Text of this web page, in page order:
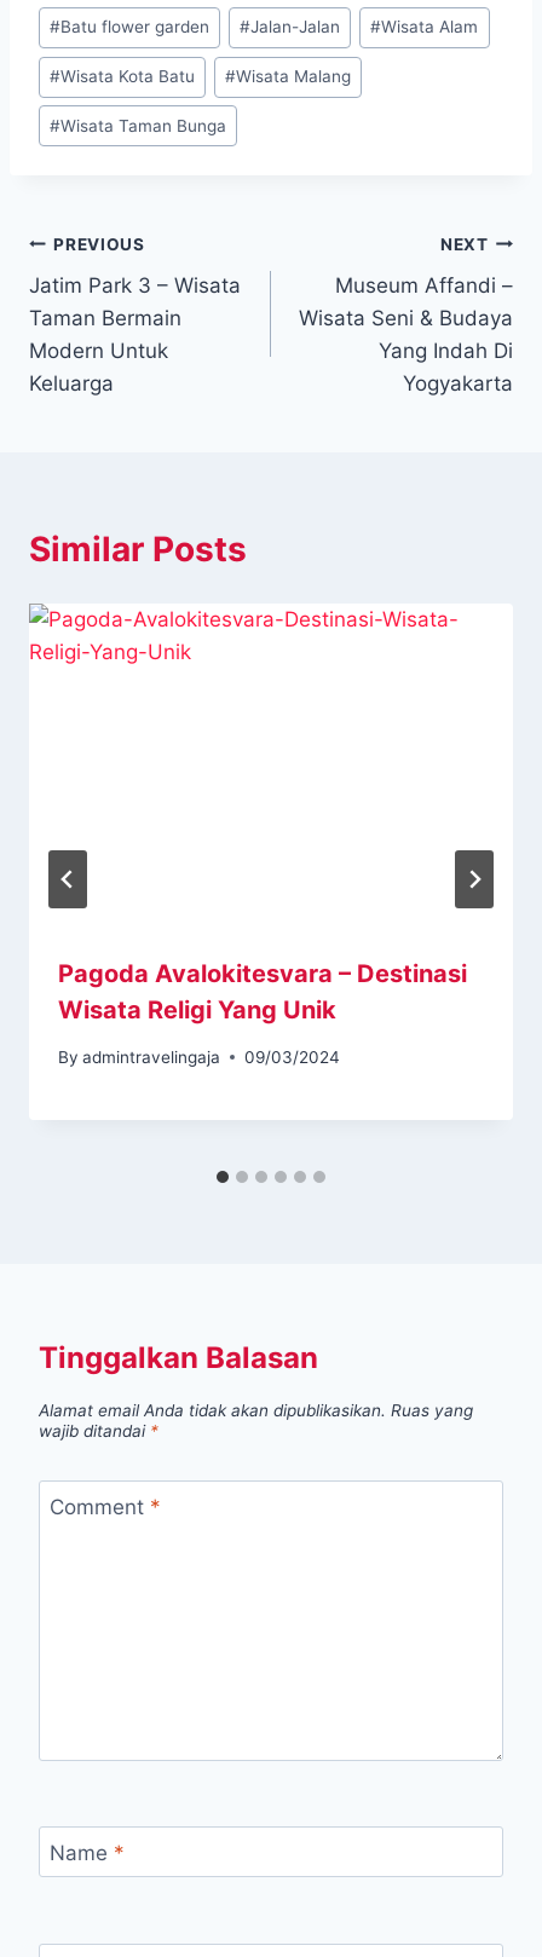
e
b
o
o
k
t
t
e
r
t
s
A
p
p
e
e
g
r
a
e
r
e
Post
Tags:
#Batu flower garden #Jalan-Jalan #Wisata Alam
#Wisata Kota Batu #Wisata Malang
#Wisata Taman Bunga
Navigasi
pos
PREVIOUS
Jatim Park 3 – Wisata
Taman Bermain
Modern Untuk
Keluarga
NEXT
Museum Affandi –
Wisata Seni & Budaya
Yang Indah Di
Yogyakarta
Similar Posts
Pagoda Avalokitesvara – Destinasi
Wisata Religi Yang Unik
By admintravelingaja 09/03/2024
Tinggalkan Balasan
Alamat email Anda tidak akan dipublikasikan. Ruas yang
wajib ditandai *
Comment *
Name *